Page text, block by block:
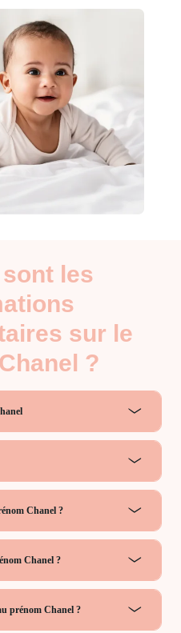
les
sur le
?
Chanel ?
Chanel ?
prénom Chanel ?